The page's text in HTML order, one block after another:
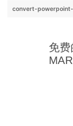
convert-
免费